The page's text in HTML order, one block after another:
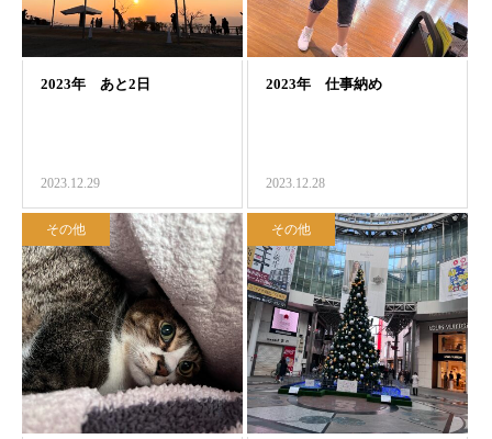
2023.12.29 2023.12.28
その他 その他